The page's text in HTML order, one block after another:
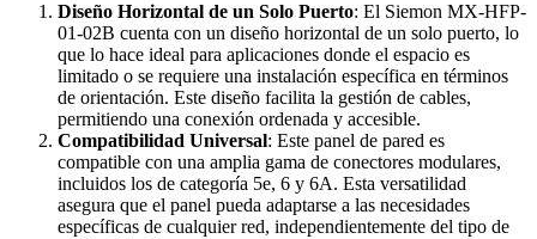
Diseño Horizontal de un Solo Puerto: El Siemon MX-HFP-
01-02B cuenta con un diseño horizontal de un solo puerto, lo
que lo hace ideal para aplicaciones donde el espacio es
limitado o se requiere una instalación específica en términos
de orientación. Este diseño facilita la gestión de cables,
permitiendo una conexión ordenada y accesible.
Compatibilidad Universal: Este panel de pared es
compatible con una amplia gama de conectores modulares,
incluidos los de categoría 5e, 6 y 6A. Esta versatilidad
asegura que el panel pueda adaptarse a las necesidades
específicas de cualquier red, independientemente del tipo de